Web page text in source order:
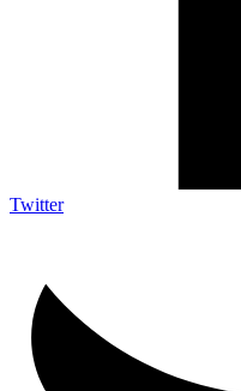
Twitter